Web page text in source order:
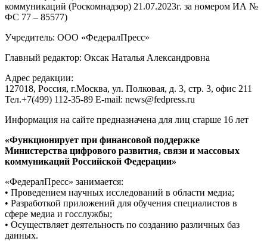
коммуникаций (Роскомнадзор) 21.07.2023г. за номером ИА №
ФС 77 – 85577)
Учредитель: ООО «ФедералПресс»
Главный редактор: Оксак Наталья Александровна
Адрес редакции:
127018, Россия, г.Москва, ул. Полковая, д. 3, стр. 3, офис 211
Тел.+7(499) 112-35-89 E-mail: news@fedpress.ru
Информация на сайте предназначена для лиц старше 16 лет
«Функционирует при финансовой поддержке
Министерства цифрового развития, связи и массовых
коммуникаций Российской Федерации»
«ФедералПресс» занимается:
• Проведением научных исследований в области медиа;
• Разработкой приложений для обучения специалистов в
сфере медиа и госслужбы;
• Осуществляет деятельность по созданию различных баз
данных.